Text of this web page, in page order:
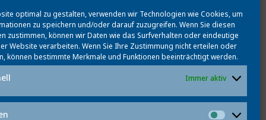
optimal zu gestalten, verwenden wir Technologien wie Cookies, um
zu speichern und/oder darauf zuzugreifen. Wenn Sie diesen
zustimmen, können wir Daten wie das Surfverhalten oder eindeutige
Website verarbeiten. Wenn Sie Ihre Zustimmung nicht erteilen oder
können bestimmte Merkmale und Funktionen beeinträchtigt werden.
Immer aktiv
Alle Updates
Aktuelles